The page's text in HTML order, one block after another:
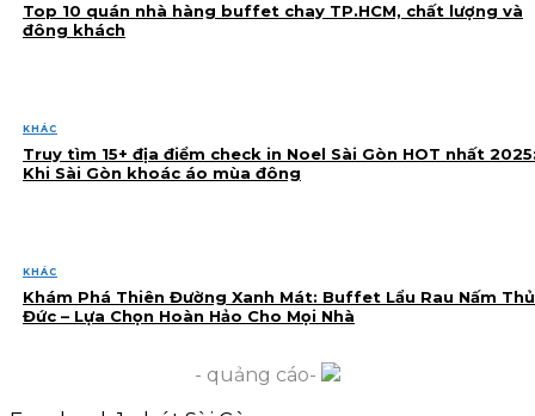
Top 10 quán nhà hàng buffet chay TP.HCM, chất lượng và
đông khách
KHÁC
Truy tìm 15+ địa điểm check in Noel Sài Gòn HOT nhất
Khi Sài Gòn khoác áo mùa đông
KHÁC
Khám Phá Thiên Đường Xanh Mát: Buffet Lẩu Rau Nấm Thủ
Đức – Lựa Chọn Hoàn Hảo Cho Mọi Nhà
- quảng cáo-